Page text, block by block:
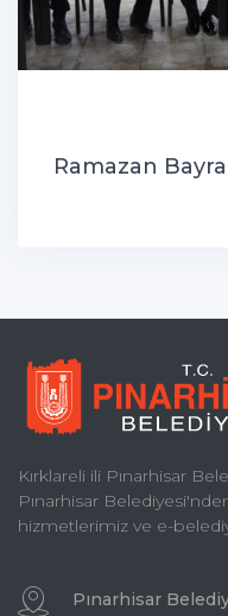
Ramazan
Kırklareli ili Pınarhisar
Pınarhisar
hizmetlerimiz ve e-
Pınarhisar